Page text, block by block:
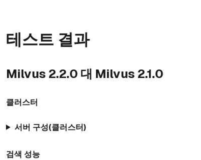
테스트 결과
Milvus 2.2.0 대 Milvus 2.1.0
클러스터
서버 구성(클러스터)
검색 성능